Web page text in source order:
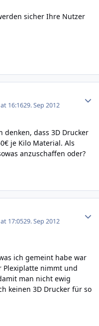
sicher Ihre Nutzer
16:1629. Sep 2012
denken, dass 3D Drucker
je Kilo Material. Als
anzuschaffen oder?
17:0529. Sep 2012
ich gemeint habe war
Plexiplatte nimmt und
man nicht ewig
keinen 3D Drucker für so